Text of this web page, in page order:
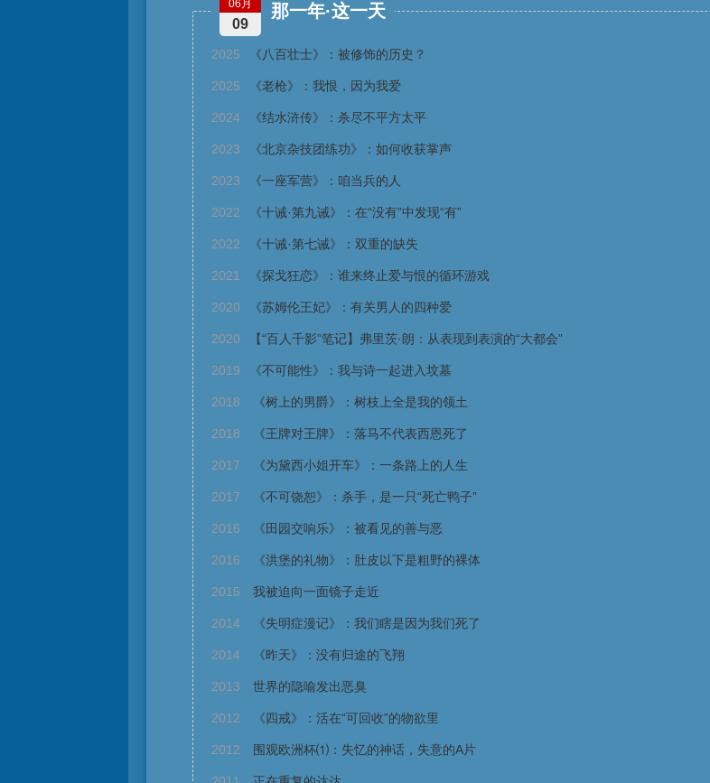
那一年·这一天
06月
09
2025 《八百壮士》：被修饰的历史？
2025 《老枪》：我恨，因为我爱
2024 《结水浒传》：杀尽不平方太平
2023 《北京杂技团练功》：如何收获掌声
2023 《一座军营》：咱当兵的人
2022 《十诫·第九诫》：在“没有”中发现“有”
2022 《十诫·第七诫》：双重的缺失
2021 《探戈狂恋》：谁来终止爱与恨的循环游戏
2020 《苏姆伦王妃》：有关男人的四种爱
2020 【“百人千影”笔记】弗里茨·朗：从表现到表演的“大都会”
2019 《不可能性》：我与诗一起进入坟墓
2018 《树上的男爵》：树枝上全是我的领土
2018 《王牌对王牌》：落马不代表西恩死了
2017 《为黛西小姐开车》：一条路上的人生
2017 《不可饶恕》：杀手，是一只“死亡鸭子”
2016 《田园交响乐》：被看见的善与恶
2016 《洪堡的礼物》：肚皮以下是粗野的裸体
2015 我被迫向一面镜子走近
2014 《失明症漫记》：我们瞎是因为我们死了
2014 《昨天》：没有归途的飞翔
2013 世界的隐喻发出恶臭
2012 《四戒》：活在“可回收”的物欲里
2012 围观欧洲杯⑴：失忆的神话，失意的A片